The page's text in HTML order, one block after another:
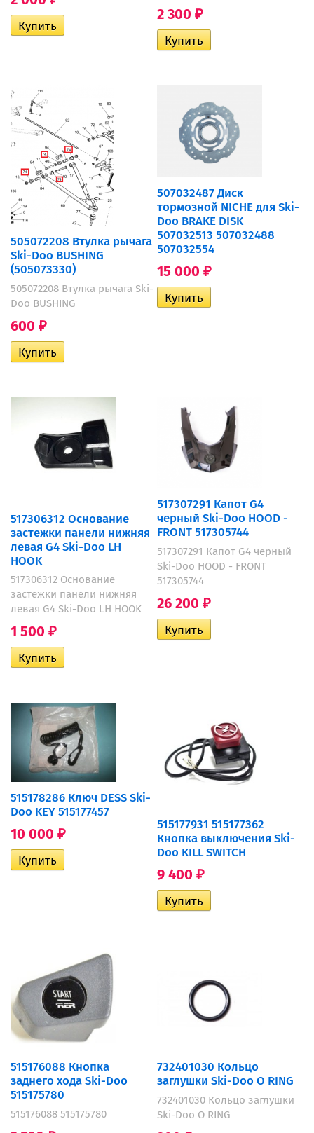
2 300 ₽
505072208 Втулка рычага
Ski-Doo BUSHING
(505073330)
505072208 Втулка рычага Ski-
Doo BUSHING
600 ₽
507032487 Диск
тормозной NICHE для Ski-
Doo BRAKE DISK
507032513 507032488
507032554
15 000 ₽
517306312 Основание
застежки панели нижняя
левая G4 Ski-Doo LH
HOOK
517306312 Основание
застежки панели нижняя
левая G4 Ski-Doo LH HOOK
1 500 ₽
517307291 Капот G4
черный Ski-Doo HOOD -
FRONT 517305744
517307291 Капот G4 черный
Ski-Doo HOOD - FRONT
517305744
26 200 ₽
515178286 Ключ DESS Ski-
Doo KEY 515177457
10 000 ₽
515177931 515177362
Кнопка выключения Ski-
Doo KILL SWITCH
9 400 ₽
515176088 Кнопка
заднего хода Ski-Doo
515175780
515176088 515175780
732401030 Кольцо
заглушки Ski-Doo O RING
732401030 Кольцо заглушки
Ski-Doo O RING